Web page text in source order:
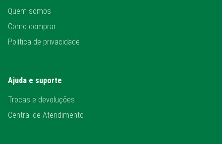
Quem somos
Como comprar
Política de privacidade
Ajuda e suporte
Trocas e devoluções
Central de Atendimento